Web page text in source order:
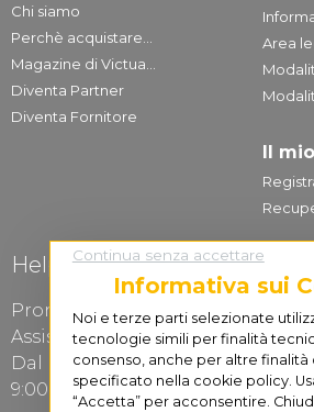
Chi siamo
Perchè acquistare...
Magazine di Victua...
Diventa Partner
Diventa Fornitore
Area
Il
Help Desk
Pronto? RispondeVictualia!
Assistenza Clienti
Dal Lunedì al Venerdì
9:00-13.00 / 15:00-19:00
Continua senza accettare
Informativa sui
Noi e terze parti selezionate
tecnologie simili per finalità
consenso, anche per altre finalità
specificato nella cookie policy.
“Accetta” per acconsentire.